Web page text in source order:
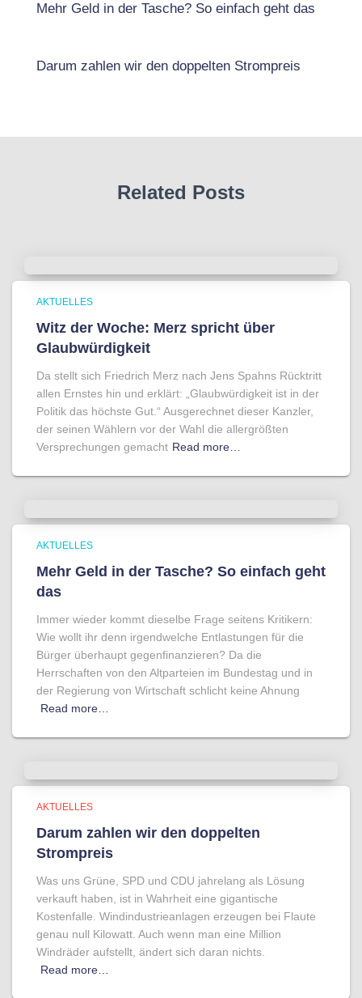
Mehr Geld in der Tasche? So einfach geht das
Darum zahlen wir den doppelten Strompreis
Related Posts
AKTUELLES
Witz der Woche: Merz spricht über
Glaubwürdigkeit
Da stellt sich Friedrich Merz nach Jens Spahns Rücktritt
allen Ernstes hin und erklärt: „Glaubwürdigkeit ist in der
Politik das höchste Gut.“ Ausgerechnet dieser Kanzler,
der seinen Wählern vor der Wahl die allergrößten
Versprechungen gemacht Read more…
AKTUELLES
Mehr Geld in der Tasche? So einfach geht
das
Immer wieder kommt dieselbe Frage seitens Kritikern:
Wie wollt ihr denn irgendwelche Entlastungen für die
Bürger überhaupt gegenfinanzieren? Da die
Herrschaften von den Altparteien im Bundestag und in
der Regierung von Wirtschaft schlicht keine Ahnung
Read more…
AKTUELLES
Darum zahlen wir den doppelten
Strompreis
Was uns Grüne, SPD und CDU jahrelang als Lösung
verkauft haben, ist in Wahrheit eine gigantische
Kostenfalle. Windindustrieanlagen erzeugen bei Flaute
genau null Kilowatt. Auch wenn man eine Million
Windräder aufstellt, ändert sich daran nichts.
Read more…